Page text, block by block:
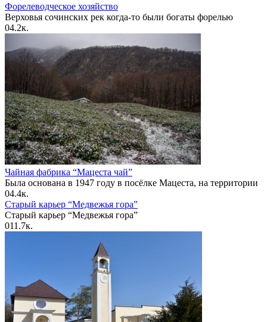
Форелеводческое хозяйство
Верховья сочинских рек когда-то были богаты форелью
04.2к.
Чайная фабрика “Мацеста чай”
Была основана в 1947 году в посёлке Мацеста, на территории
04.4к.
Старый карьер “Медвежья гора”
Старый карьер “Медвежья гора”
011.7к.